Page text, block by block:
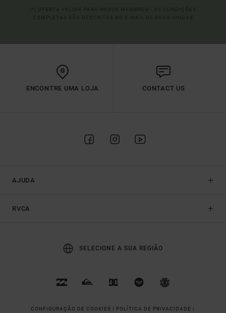
ENCONTRE UMA LOJA CONTACT US
AJUDA
RVCA
SELECIONE A SUA REGIÃO
CONFIGURAÇÃO DE COOKIES | POLÍTICA DE PRIVACIDADE |